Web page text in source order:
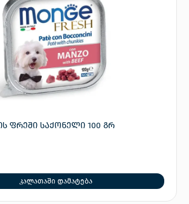
ფრეში საქონელი 100 გრ
კალათაში დამატება